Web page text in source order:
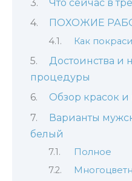
Что сейчас в
ПОХОЖИЕ
Как
Достоинства и
процедуры
Обзор красок
Варианты
белый
Полное